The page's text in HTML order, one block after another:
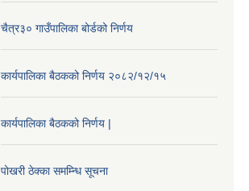
चैत्र३० गाउँपालिका बोर्डको निर्णय
कार्यपालिका बैठकको निर्णय २०८२/१२/१५
कार्यपालिका बैठकको निर्णय |
पोखरी ठेक्का समम्न्धि सूचना